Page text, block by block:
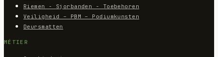
Riemen - Sjorbanden - Toebehoren
Veiligheid – PBM – Podiumkunsten
Deursmatten
MÉTIER